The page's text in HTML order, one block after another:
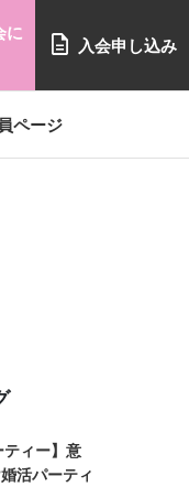
に
description 入会申し込み
ページ
ティー】意
活パーティ